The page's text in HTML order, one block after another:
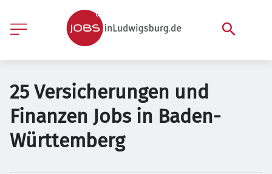
25 Versicherungen und
Finanzen Jobs in Baden-
Württemberg